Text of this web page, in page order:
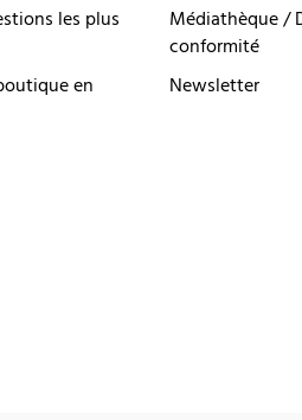
les plus
en
Médiathèque /
conformité
Newsletter